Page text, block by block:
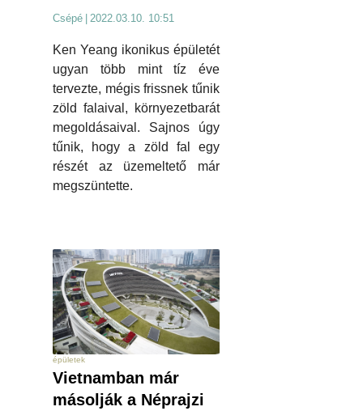
Csépé | 2022.03.10. 10:51
Ken Yeang ikonikus épületét
ugyan több mint tíz éve
tervezte, mégis frissnek tűnik
zöld falaival, környezetbarát
megoldásaival. Sajnos úgy
tűnik, hogy a zöld fal egy
részét az üzemeltető már
megszüntette.
épületek
Vietnamban már
másolják a Néprajzi